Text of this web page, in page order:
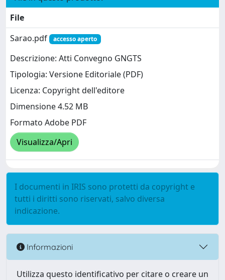
File
Sarao.pdf
accesso aperto
Descrizione: Atti Convegno GNGTS
Tipologia: Versione Editoriale (PDF)
Licenza: Copyright dell'editore
Dimensione 4.52 MB
Formato Adobe PDF
Visualizza/Apri
I documenti in IRIS sono protetti da copyright e
tutti i diritti sono riservati, salvo diversa
indicazione.
Informazioni
Utilizza questo identificativo per citare o creare un